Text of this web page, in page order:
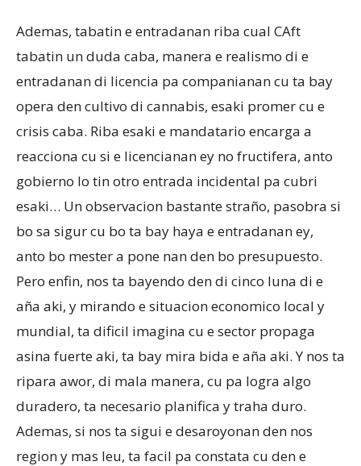
Ademas, tabatin e entradanan riba cual CAft
tabatin un duda caba, manera e realismo di e
entradanan di licencia pa companianan cu ta bay
opera den cultivo di cannabis, esaki promer cu e
crisis caba. Riba esaki e mandatario encarga a
reacciona cu si e licencianan ey no fructifera, anto
gobierno lo tin otro entrada incidental pa cubri
esaki… Un observacion bastante straño, pasobra si
bo sa sigur cu bo ta bay haya e entradanan ey,
anto bo mester a pone nan den bo presupuesto.
Pero enfin, nos ta bayendo den di cinco luna di e
aña aki, y mirando e situacion economico local y
mundial, ta dificil imagina cu e sector propaga
asina fuerte aki, ta bay mira bida e aña aki. Y nos ta
ripara awor, di mala manera, cu pa logra algo
duradero, ta necesario planifica y traha duro.
Ademas, si nos ta sigui e desaroyonan den nos
region y mas leu, ta facil pa constata cu den e